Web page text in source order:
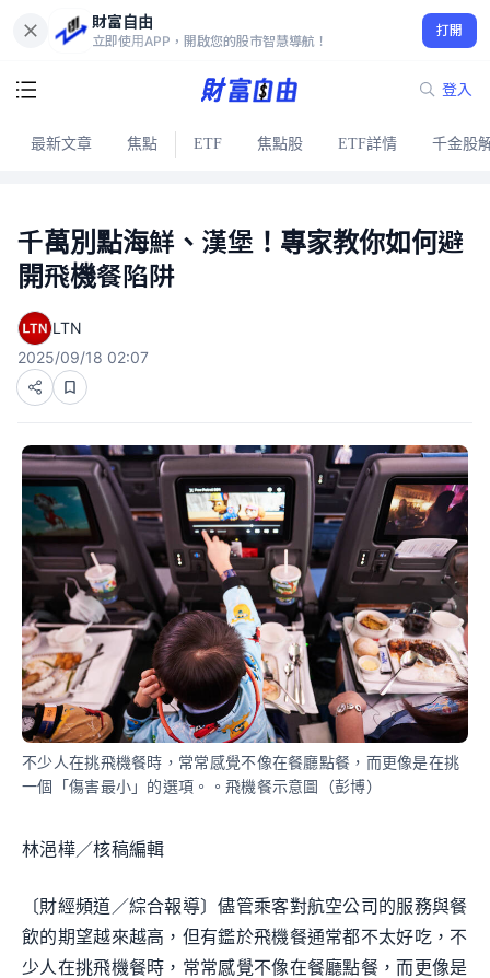
財富自由
立即使用APP，開啟您的股市智慧導航！
打開
登入
最新文章 焦點 ETF 焦點股 ETF詳情 千金股
千萬別點海鮮、漢堡！專家教你如何避
開飛機餐陷阱
LTN
2025/09/18 02:07
不少人在挑飛機餐時，常常感覺不像在餐廳點餐，而更像是在挑
一個「傷害最小」的選項。。飛機餐示意圖（彭博）
林浥樺／核稿編輯
〔財經頻道／綜合報導〕儘管乘客對航空公司的服務與餐
飲的期望越來越高，但有鑑於飛機餐通常都不太好吃，不
少人在挑飛機餐時，常常感覺不像在餐廳點餐，而更像是